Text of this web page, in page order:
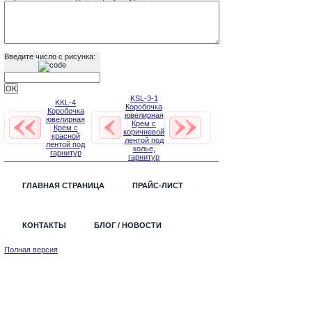
Введите число с рисунка:
KKL-4
Коробочка
ювелирная
Крем с
красной
лентой под
гарнитур
KSL-3-1
Коробочка
ювелирная
Крем с
коричневой
лентой под
колье,
гарнитур
ГЛАВНАЯ СТРАНИЦА ПРАЙС-ЛИСТ
КОНТАКТЫ БЛОГ / НОВОСТИ
Полная версия